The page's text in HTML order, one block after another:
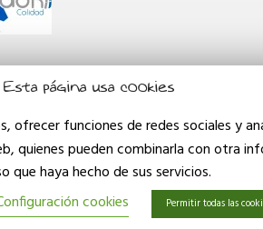
Esta página usa cookies
ofrecer funciones de redes sociales y
quienes pueden combinarla con otra
que haya hecho de sus servicios.
cookies Permitir todas las